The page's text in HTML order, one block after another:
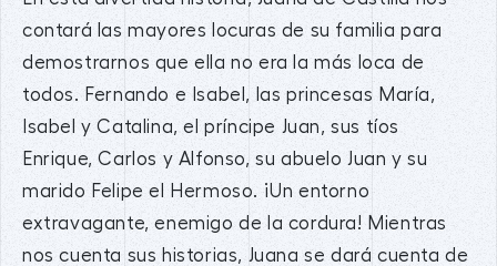
contará las mayores locuras de su familia para
demostrarnos que ella no era la más loca de
todos. Fernando e Isabel, las princesas María,
Isabel y Catalina, el príncipe Juan, sus tíos
Enrique, Carlos y Alfonso, su abuelo Juan y su
marido Felipe el Hermoso. ¡Un entorno
extravagante, enemigo de la cordura! Mientras
nos cuenta sus historias, Juana se dará cuenta de